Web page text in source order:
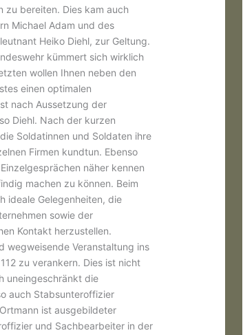
zu bereiten. Dies kam auch
Michael Adam und des
Heiko Diehl, zur Geltung.
kümmert sich wirklich
wollen Ihnen neben den
einen optimalen
nach Aussetzung der
Diehl. Nach der kurzen
Soldatinnen und Soldaten ihre
Firmen kundtun. Ebenso
näher kennen
machen zu können. Beim
ideale Gelegenheiten, die
sowie der
Kontakt herzustellen.
wegweisende Veranstaltung ins
zu verankern. Dies ist nicht
uneingeschränkt die
auch Stabsunteroffizier
ist ausgebildeter
und Sachbearbeiter in der